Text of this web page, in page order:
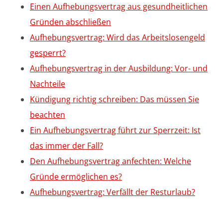
Einen Aufhebungsvertrag aus gesundheitlichen
Gründen abschließen
Aufhebungsvertrag: Wird das Arbeitslosengeld
gesperrt?
Aufhebungsvertrag in der Ausbildung: Vor- und
Nachteile
Kündigung richtig schreiben: Das müssen Sie
beachten
Ein Aufhebungsvertrag führt zur Sperrzeit: Ist
das immer der Fall?
Den Aufhebungsvertrag anfechten: Welche
Gründe ermöglichen es?
Aufhebungsvertrag: Verfällt der Resturlaub?